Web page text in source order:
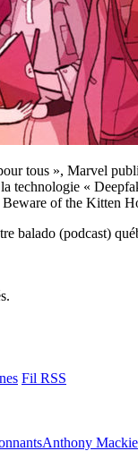
tous », Marvel
technologie «
Beware of the Kitten
balado (podcast)
Fil RSS
Étiquettes
Anthony Mackie